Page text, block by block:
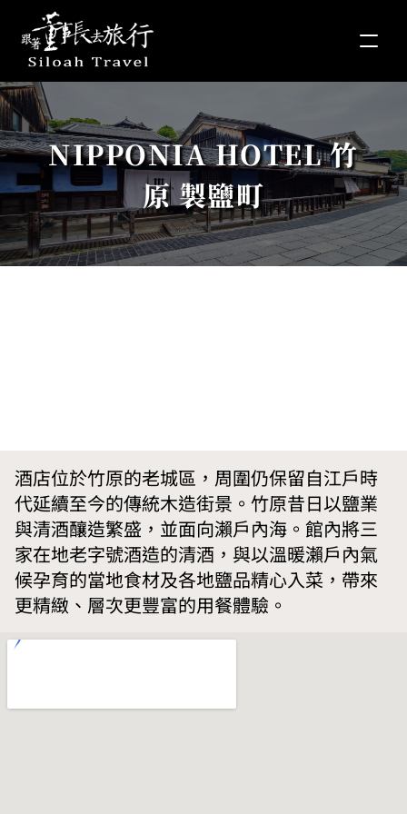
NIPPONIA HOTEL 竹
原 製鹽町
酒店位於竹原的老城區，周圍仍保留自江戶時
代延續至今的傳統木造街景。竹原昔日以鹽業
與清酒釀造繁盛，並面向瀨戶內海。館內將三
家在地老字號酒造的清酒，與以溫暖瀨戶內氣
候孕育的當地食材及各地鹽品精心入菜，帶來
更精緻、層次更豐富的用餐體驗。